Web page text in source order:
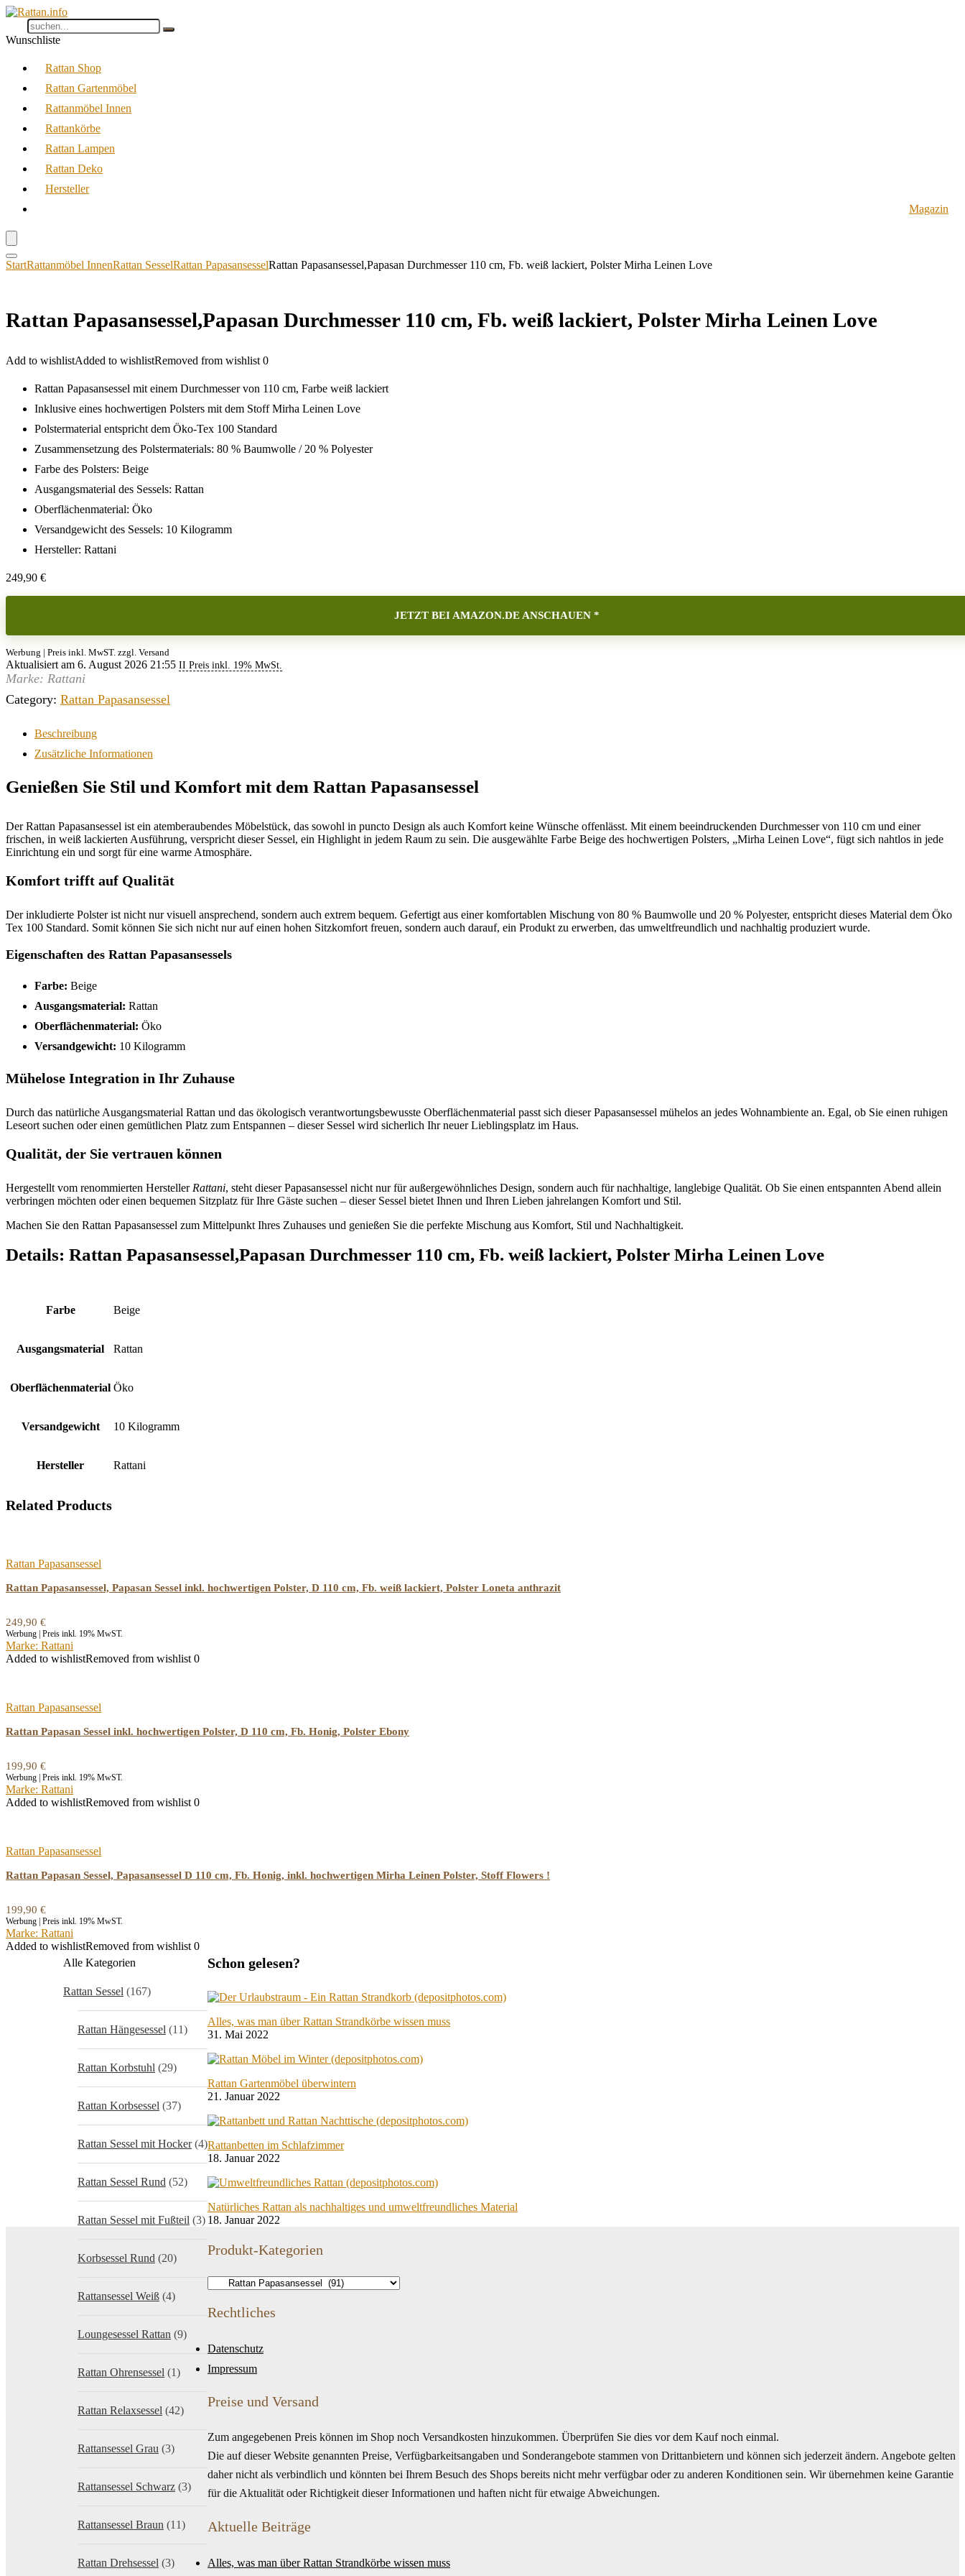
Wunschliste
Rattan Shop
Rattan Gartenmöbel
Rattanmöbel Innen
Rattankörbe
Rattan Lampen
Rattan Deko
Hersteller
Magazin
StartRattanmöbel InnenRattan SesselRattan PapasansesselRattan Papasansessel,Papasan Durchmesser 110 cm, Fb. weiß lackiert, Polster Mirha Leinen Love
Rattan Papasansessel,Papasan Durchmesser 110 cm, Fb. weiß lackiert, Polster Mirha Leinen Love
Add to wishlistAdded to wishlistRemoved from wishlist 0
Rattan Papasansessel mit einem Durchmesser von 110 cm, Farbe weiß lackiert
Inklusive eines hochwertigen Polsters mit dem Stoff Mirha Leinen Love
Polstermaterial entspricht dem Öko-Tex 100 Standard
Zusammensetzung des Polstermaterials: 80 % Baumwolle / 20 % Polyester
Farbe des Polsters: Beige
Ausgangsmaterial des Sessels: Rattan
Oberflächenmaterial: Öko
Versandgewicht des Sessels: 10 Kilogramm
Hersteller: Rattani
249,90 €
JETZT BEI AMAZON.DE ANSCHAUEN *
Werbung | Preis inkl. MwST. zzgl. Versand
Aktualisiert am 6. August 2026 21:55 II Preis inkl. 19% MwSt.
Marke: Rattani
Category: Rattan Papasansessel
Beschreibung
Zusätzliche Informationen
Genießen Sie Stil und Komfort mit dem Rattan Papasansessel
Der Rattan Papasansessel ist ein atemberaubendes Möbelstück, das sowohl in puncto Design als auch Komfort keine Wünsche offenlässt. Mit einem beeindruckenden Durchmesser von 110 cm und einer
frischen, in weiß lackierten Ausführung, verspricht dieser Sessel, ein Highlight in jedem Raum zu sein. Die ausgewählte Farbe Beige des hochwertigen Polsters, „Mirha Leinen Love“, fügt sich nahtlos in jede
Einrichtung ein und sorgt für eine warme Atmosphäre.
Komfort trifft auf Qualität
Der inkludierte Polster ist nicht nur visuell ansprechend, sondern auch extrem bequem. Gefertigt aus einer komfortablen Mischung von 80 % Baumwolle und 20 % Polyester, entspricht dieses Material dem Öko
Tex 100 Standard. Somit können Sie sich nicht nur auf einen hohen Sitzkomfort freuen, sondern auch darauf, ein Produkt zu erwerben, das umweltfreundlich und nachhaltig produziert wurde.
Eigenschaften des Rattan Papasansessels
Farbe: Beige
Ausgangsmaterial: Rattan
Oberflächenmaterial: Öko
Versandgewicht: 10 Kilogramm
Mühelose Integration in Ihr Zuhause
Durch das natürliche Ausgangsmaterial Rattan und das ökologisch verantwortungsbewusste Oberflächenmaterial passt sich dieser Papasansessel mühelos an jedes Wohnambiente an. Egal, ob Sie einen ruhigen
Leseort suchen oder einen gemütlichen Platz zum Entspannen – dieser Sessel wird sicherlich Ihr neuer Lieblingsplatz im Haus.
Qualität, der Sie vertrauen können
Hergestellt vom renommierten Hersteller Rattani, steht dieser Papasansessel nicht nur für außergewöhnliches Design, sondern auch für nachhaltige, langlebige Qualität. Ob Sie einen entspannten Abend allein
verbringen möchten oder einen bequemen Sitzplatz für Ihre Gäste suchen – dieser Sessel bietet Ihnen und Ihren Lieben jahrelangen Komfort und Stil.
Machen Sie den Rattan Papasansessel zum Mittelpunkt Ihres Zuhauses und genießen Sie die perfekte Mischung aus Komfort, Stil und Nachhaltigkeit.
Details: Rattan Papasansessel,Papasan Durchmesser 110 cm, Fb. weiß lackiert, Polster Mirha Leinen Love
Farbe ‎Beige
Ausgangsmaterial ‎Rattan
Oberflächenmaterial ‎Öko
Versandgewicht ‎10 Kilogramm
Hersteller ‎Rattani
Related Products
Rattan Papasansessel
Rattan Papasansessel, Papasan Sessel inkl. hochwertigen Polster, D 110 cm, Fb. weiß lackiert, Polster Loneta anthrazit
249,90 €
Werbung | Preis inkl. 19% MwST.
Marke: Rattani
Added to wishlistRemoved from wishlist 0
Rattan Papasansessel
Rattan Papasan Sessel inkl. hochwertigen Polster, D 110 cm, Fb. Honig, Polster Ebony
199,90 €
Werbung | Preis inkl. 19% MwST.
Marke: Rattani
Added to wishlistRemoved from wishlist 0
Rattan Papasansessel
Rattan Papasan Sessel, Papasansessel D 110 cm, Fb. Honig, inkl. hochwertigen Mirha Leinen Polster, Stoff Flowers !
199,90 €
Werbung | Preis inkl. 19% MwST.
Marke: Rattani
Added to wishlistRemoved from wishlist 0
Alle Kategorien
Rattan Sessel (167)
Rattan Hängesessel (11)
Rattan Korbstuhl (29)
Rattan Korbsessel (37)
Rattan Sessel mit Hocker (4)
Rattan Sessel Rund (52)
Rattan Sessel mit Fußteil (3)
Korbsessel Rund (20)
Rattansessel Weiß (4)
Loungesessel Rattan (9)
Rattan Ohrensessel (1)
Rattan Relaxsessel (42)
Rattansessel Grau (3)
Rattansessel Schwarz (3)
Rattansessel Braun (11)
Rattan Drehsessel (3)
Schon gelesen?
Alles, was man über Rattan Strandkörbe wissen muss
31. Mai 2022
Rattan Gartenmöbel überwintern
21. Januar 2022
Rattanbetten im Schlafzimmer
18. Januar 2022
Natürliches Rattan als nachhaltiges und umweltfreundliches Material
18. Januar 2022
Produkt-Kategorien
Rechtliches
Datenschutz
Impressum
Preise und Versand
Zum angegebenen Preis können im Shop noch Versandkosten hinzukommen. Überprüfen Sie dies vor dem Kauf noch einmal.
Die auf dieser Website genannten Preise, Verfügbarkeitsangaben und Sonderangebote stammen von Drittanbietern und können sich jederzeit ändern. Angebote gelten
daher nicht als verbindlich und könnten bei Ihrem Besuch des Shops bereits nicht mehr verfügbar oder zu anderen Konditionen sein. Wir übernehmen keine Garantie
für die Aktualität oder Richtigkeit dieser Informationen und haften nicht für etwaige Abweichungen.
Aktuelle Beiträge
Alles, was man über Rattan Strandkörbe wissen muss